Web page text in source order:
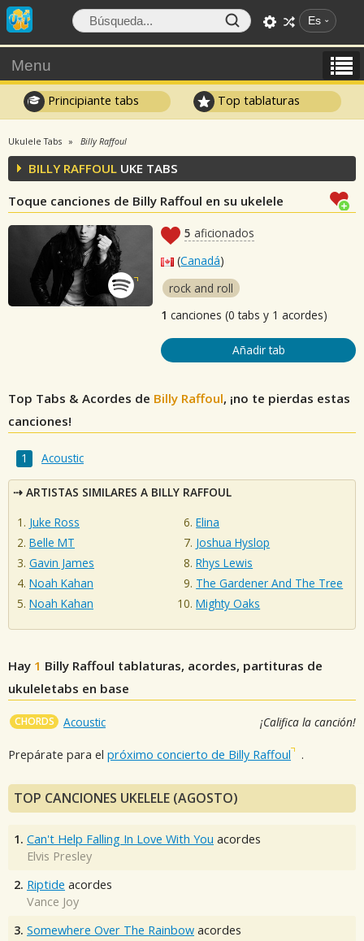
Es
Menu
Principiante tabs Top tablaturas
Ukulele Tabs Billy Raffoul
BILLY RAFFOUL UKE TABS
Toque canciones de Billy Raffoul en su ukelele
5 aficionados
(Canadá)
rock and roll
1 canciones (0 tabs y 1 acordes)
Añadir tab
Top Tabs & Acordes de Billy Raffoul, ¡no te pierdas estas
canciones!
Acoustic
ARTISTAS SIMILARES A BILLY RAFFOUL
Juke Ross
Belle MT
Gavin James
Noah Kahan
Noah Kahan
Elina
Joshua Hyslop
Rhys Lewis
The Gardener And The Tree
Mighty Oaks
Hay 1 Billy Raffoul tablaturas, acordes, partituras de
ukuleletabs en base
CHORDS Acoustic ¡Califica la canción!
Prepárate para el próximo concierto de Billy Raffoul .
TOP CANCIONES UKELELE (AGOSTO)
1. Can't Help Falling In Love With You acordes
Elvis Presley
2. Riptide acordes
Vance Joy
3. Somewhere Over The Rainbow acordes